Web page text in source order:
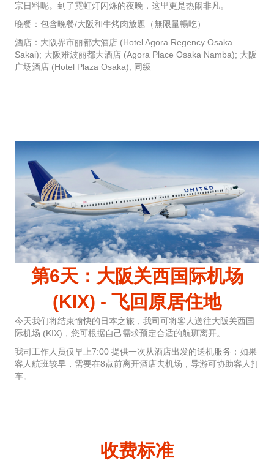
宗日料呢。到了霓虹灯闪烁的夜晚，这里更是热闹非凡。
晚餐：包含晚餐/大阪和牛烤肉放題（無限量暢吃）
酒店：大阪界市丽都大酒店 (Hotel Agora Regency Osaka
Sakai); 大阪难波丽都大酒店 (Agora Place Osaka Namba); 大阪
广场酒店 (Hotel Plaza Osaka); 同级
第6天：大阪关西国际机场
(KIX) - 飞回原居住地
今天我们将结束愉快的日本之旅，我司可将客人送往大阪关西国
际机场 (KIX)，您可根据自己需求预定合适的航班离开。
我司工作人员仅早上7:00 提供一次从酒店出发的送机服务；如果
客人航班较早，需要在8点前离开酒店去机场，导游可协助客人打
车。
收费标准